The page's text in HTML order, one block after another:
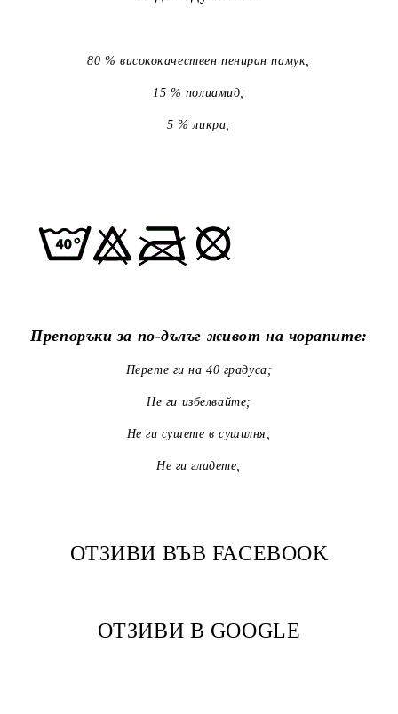
80 % висококачествен пениран памук;
15 % полиамид;
5 % ликра;
Препоръки за по-дълъг живот на чорапите:
Перете ги на 40 градуса;
Не ги избелвайте;
Не ги сушете в сушилня;
Не ги гладете;
ОТЗИВИ ВЪВ FACEBOOK
ОТЗИВИ В GOOGLE